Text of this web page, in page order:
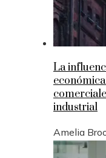
La
industrial
Amelia